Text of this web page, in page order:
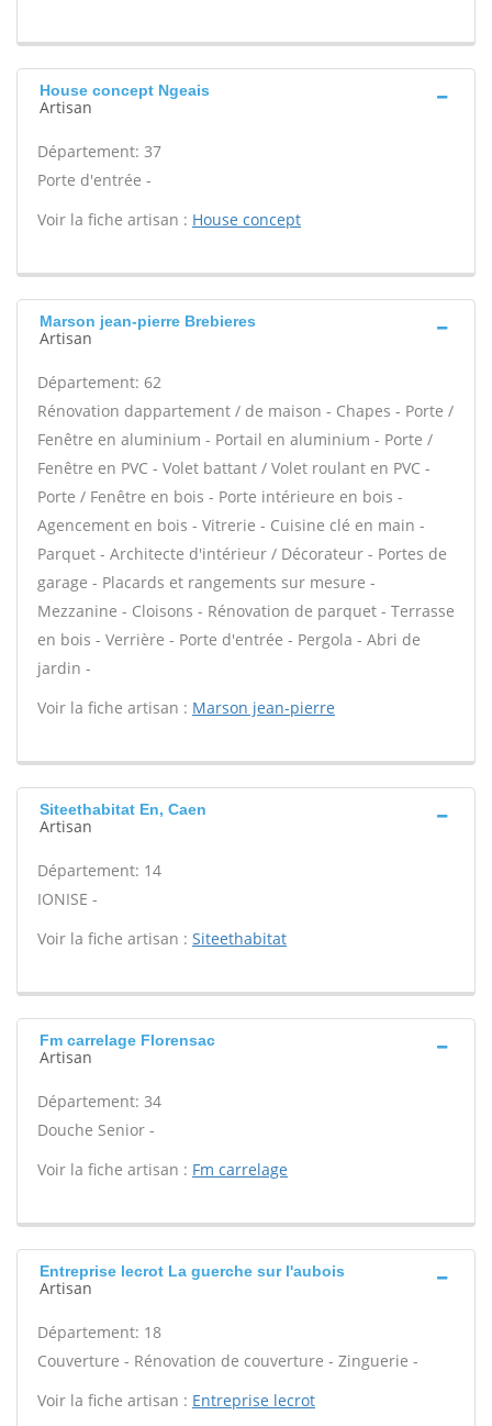
House concept Ngeais
Artisan
Département: 37
Porte d'entrée -
Voir la fiche artisan : House concept
Marson jean-pierre Brebieres
Artisan
Département: 62
Rénovation dappartement / de maison - Chapes - Porte /
Fenêtre en aluminium - Portail en aluminium - Porte /
Fenêtre en PVC - Volet battant / Volet roulant en PVC -
Porte / Fenêtre en bois - Porte intérieure en bois -
Agencement en bois - Vitrerie - Cuisine clé en main -
Parquet - Architecte d'intérieur / Décorateur - Portes de
garage - Placards et rangements sur mesure -
Mezzanine - Cloisons - Rénovation de parquet - Terrasse
en bois - Verrière - Porte d'entrée - Pergola - Abri de
jardin -
Voir la fiche artisan : Marson jean-pierre
Siteethabitat En, Caen
Artisan
Département: 14
IONISE -
Voir la fiche artisan : Siteethabitat
Fm carrelage Florensac
Artisan
Département: 34
Douche Senior -
Voir la fiche artisan : Fm carrelage
Entreprise lecrot La guerche sur l'aubois
Artisan
Département: 18
Couverture - Rénovation de couverture - Zinguerie -
Voir la fiche artisan : Entreprise lecrot